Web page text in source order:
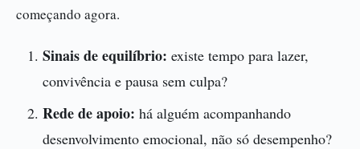
começando agora.
Sinais de equilíbrio: existe tempo para lazer,
convivência e pausa sem culpa?
Rede de apoio: há alguém acompanhando
desenvolvimento emocional, não só desempenho?